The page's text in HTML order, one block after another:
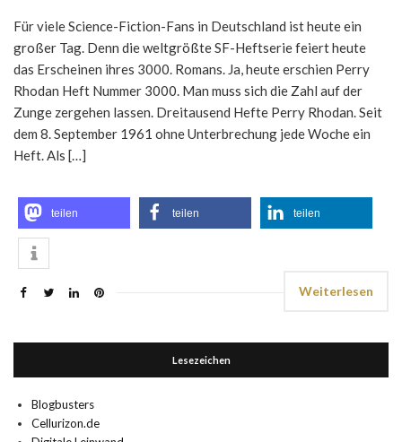
Für viele Science-Fiction-Fans in Deutschland ist heute ein
großer Tag. Denn die weltgrößte SF-Heftserie feiert heute
das Erscheinen ihres 3000. Romans. Ja, heute erschien Perry
Rhodan Heft Nummer 3000. Man muss sich die Zahl auf der
Zunge zergehen lassen. Dreitausend Hefte Perry Rhodan. Seit
dem 8. September 1961 ohne Unterbrechung jede Woche ein
Heft. Als […]
teilen teilen teilen
Weiterlesen
Lesezeichen
Blogbusters
Cellurizon.de